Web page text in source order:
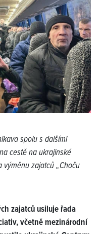
spolu s dalšími
cestě na ukrajinské
zajatců „Choču
zajatců usiluje řada
včetně mezinárodní